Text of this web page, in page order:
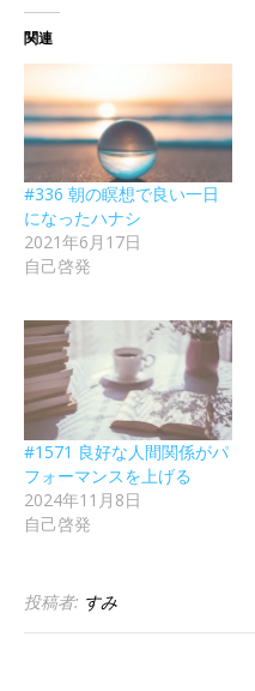
関連
#336 朝の瞑想で良い一日
になったハナシ
2021年6月17日
自己啓発
#1571 良好な人間関係がパ
フォーマンスを上げる
2024年11月8日
自己啓発
投稿者: すみ